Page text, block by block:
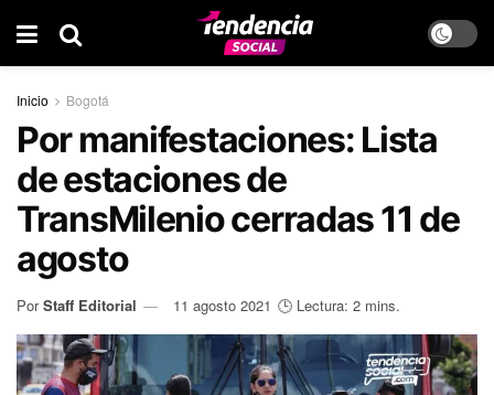
Inicio Bogotá
Por manifestaciones: Lista
de estaciones de
TransMilenio cerradas 11 de
agosto
Por Staff Editorial 11 agosto 2021 🕒 Lectura: 2 mins.